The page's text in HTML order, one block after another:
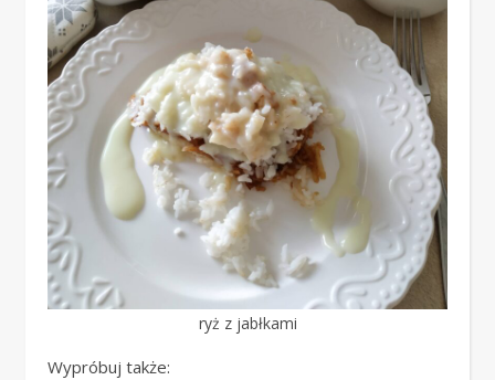
ryż z jabłkami
Wypróbuj także: